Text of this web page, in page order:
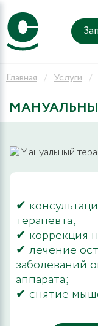
Главная Услуги
✔
терапевта;
✔ коррекция
✔ лечение
заболеваний
аппарата;
✔ снятие